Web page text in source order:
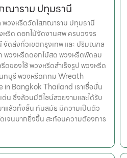
ณาราม ปทุมธานี
วงหรีดวัดโสภณาราม ปทุมธานี
หรีด ดอกไม้จัดงานศพ ครบวงจร
จัดส่งทั่วเขตกรุงเทพ และ ปริมณฑล
พวงหรีดดอกไม้สด พวงหรีดพัดลม
ดของใช้ พวงหรีดสำเร็จรูป พวงหรีด
ทบุรี พวงหรีดกทม Wreath
Bangkok Thailand เราเชื่อมั่น
ด่น ซึ่งล้วนมีดีไซน์สวยงามและได้รับ
แล้วทั้งสิ้น ทันสมัย มีความเป็นตัว
เจนมากยิ่งขึ้น สะท้อนความต้องการ